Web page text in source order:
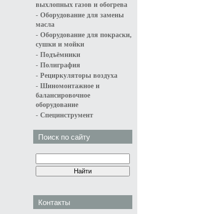
выхлопных газов и обогрева
- Оборудование для замены
масла
- Оборудование для покраски,
сушки и мойки
- Подъёмники
- Полиграфия
- Рециркуляторы воздуха
- Шиномонтажное и
балансировочное
оборудование
- Специнструмент
Поиск по сайту
Контакты